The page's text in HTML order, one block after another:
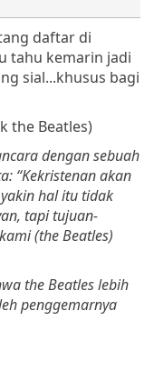
daftar di
tahu kemarin jadi
sial...khusus bagi
the Beatles)
dengansebuah
: “Kekristenanakan
yakinhalitu tidak
, tapi tujuan-
kami(the Beatles)
the Beatleslebih
penggemarnya